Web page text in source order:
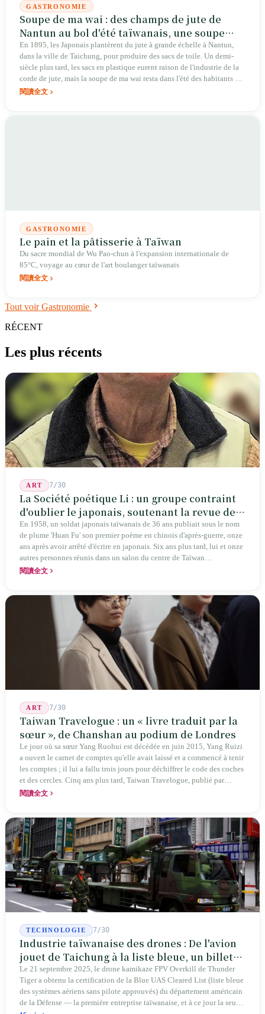
GASTRONOMIE
Soupe de ma wai : des champs de jute de
Nantun au bol d'été taïwanais, une soupe
verte amère-douce
En 1895, les Japonais plantèrent du jute à grande échelle à Nantun,
dans la ville de Taichung, pour produire des sacs de toile. Un demi-
siècle plus tard, les sacs en plastique eurent raison de l'industrie de la
corde de jute, mais la soupe de ma wai resta dans l'été des habitants de
Taichung. Une soupe verte épaisse, amère puis douce en bouche, est le
閱讀全文
GASTRONOMIE
Le pain et la pâtisserie à Taïwan
Du sacre mondial de Wu Pao-chun à l'expansion internationale de
85°C, voyage au cœur de l'art boulanger taïwanais
閱讀全文
Tout voir Gastronomie
RÉCENT
Les plus récents
ART 7/30
La Société poétique Li : un groupe contraint
d'oublier le japonais, soutenant la revue de
poésie chinoise la plus ancienne de Taïwan
En 1958, un soldat japonais taïwanais de 36 ans publiait sous le nom
de plume 'Huan Fu' son premier poème en chinois d'après-guerre, onze
ans après avoir arrêté d'écrire en japonais. Six ans plus tard, lui et onze
autres personnes réunis dans un salon du centre de Taïwan
transformaient cette expérience de mutisme générationnel en une
jusqu'aux manuels scolaires du collège.
閱讀全文
ART 7/30
Taiwan Travelogue : un « livre traduit par la
sœur », de Chanshan au podium de Londres
Le jour où sa sœur Yang Ruohui est décédée en juin 2015, Yang Ruizi
a ouvert le carnet de comptes qu'elle avait laissé et a commencé à tenir
les comptes ; il lui a fallu trois jours pour déchiffrer le code des coches
et des cercles. Cinq ans plus tard, Taiwan Travelogue, publié par
Chanshan, portait la mention « par Chihako Aoyama, traduit par Yang
traduit un livre inexistant sous le nom de sa sœur.
閱讀全文
TECHNOLOGIE 7/30
Industrie taïwanaise des drones : De l'avion
jouet de Taichung à la liste bleue, un billet
d'entrée pour Thunder Tiger
Le 21 septembre 2025, le drone kamikaze FPV Overkill de Thunder
Tiger a obtenu la certification de la Blue UAS Cleared List (liste bleue
des systèmes aériens sans pilote approuvés) du département américain
de la Défense — la première entreprise taïwanaise, et à ce jour la seule.